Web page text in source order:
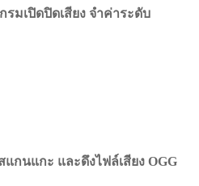
รมเปิดปิดเสียง จำค่าระดับ
กนแกะ และดึงไฟล์เสียง OGG